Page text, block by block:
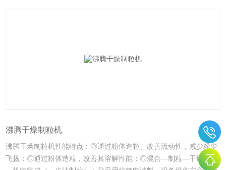
沸腾干燥制粒机
沸腾干燥制粒机性能特点：◎通过粉体造粒、改善流动性，减少粉尘
飞扬；◎通过粉体造粒，改善其溶解性能；◎混合—制粒—干燥—在